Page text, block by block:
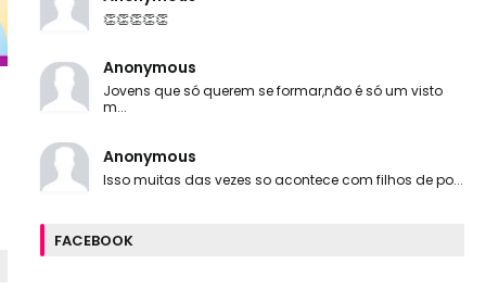
👏👏👏👏👏
Anonymous
Jovens que só querem se formar,não é só um visto
m...
Anonymous
Isso muitas das vezes so acontece com filhos de po...
FACEBOOK